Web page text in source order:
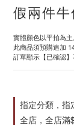
假兩件
實體顏色以平拍為主。
此商品須預購追加
訂單顯示【已確認】
指定分類，指
全店，全店滿